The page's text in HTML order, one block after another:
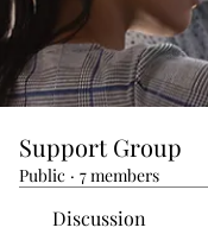
Support Group
Public · 7 members
Discussion